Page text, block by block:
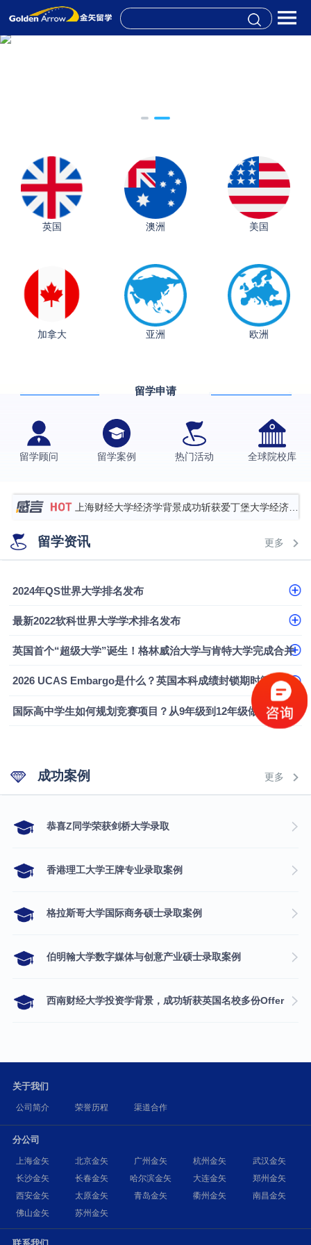
英国 澳洲 美国
加拿大 亚洲 欧洲
留学申请
留学顾问 留学案例 热门活动 全球院校库
格拉斯哥大学国际商务硕士录取案例
伯明翰大学数字媒体与创意产业硕士录取案例
Offer
上海财经大学经济学背景成功斩获爱丁堡大学经济学
硕士录取
数学背景的他，靠“供应链”故事敲开哥大、宾大之门
专科逆袭伦敦大学学院UCL录取案例解析
留学资讯 更多
2024年QS世界大学排名发布
最新2022软科世界大学学术排名发布
英国首个“超级大学”诞生！格林威治大学与肯特大学完成合并
2026 UCAS Embargo是什么？英国本科成绩封锁期时间、影响及应对指南
国际高中学生如何规划竞赛项目？从9年级到12年级做好本科申请布局
成功案例 更多
​恭喜Z同学荣获剑桥大学录取
香港理工大学王牌专业录取案例
格拉斯哥大学国际商务硕士录取案例
伯明翰大学数字媒体与创意产业硕士录取案例
西南财经大学投资学背景，成功斩获英国名校多份Offer
关于我们
公司简介 荣誉历程 渠道合作
分公司
上海金矢 北京金矢 广州金矢 杭州金矢
武汉金矢
长沙金矢
长春金矢 哈尔滨金矢 大连金矢
郑州金矢
西安金矢
太原金矢 青岛金矢 衢州金矢
南昌金矢
佛山金矢
苏州金矢